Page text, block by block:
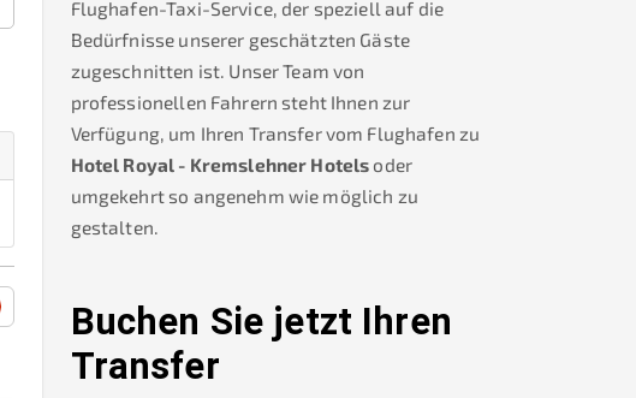
Flughafen-Taxi-Service, der speziell auf die
Bedürfnisse unserer geschätzten Gäste
zugeschnitten ist. Unser Team von
professionellen Fahrern steht Ihnen zur
Verfügung, um Ihren Transfer vom Flughafen zu
Hotel Royal - Kremslehner Hotels oder
umgekehrt so angenehm wie möglich zu
gestalten.
Buchen Sie jetzt Ihren
Transfer